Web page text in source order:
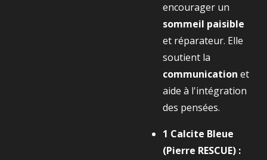
encourager un
sommeil paisible
et réparateur. Elle
soutient la
communication et
aide à l'intégration
des pensées.
1 Calcite Bleue
(Pierre RESCUE) :